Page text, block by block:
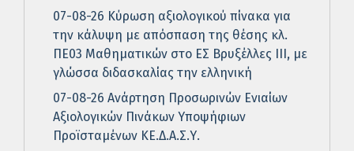
07-08-26 Κύρωση αξιολογικού πίνακα για
την κάλυψη με απόσπαση της θέσης κλ.
ΠΕ03 Μαθηματικών στο ΕΣ Βρυξέλλες ΙΙΙ, με
γλώσσα διδασκαλίας την ελληνική
07-08-26 Ανάρτηση Προσωρινών Ενιαίων
Αξιολογικών Πινάκων Υποψήφιων
Προϊσταμένων ΚΕ.Δ.Α.Σ.Υ.